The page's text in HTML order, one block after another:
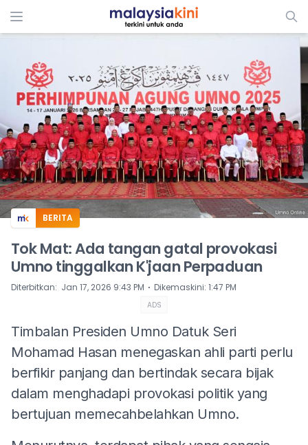
ADS
BERITA
Tok Mat: Ada tangan gatal provokasi
Umno tinggalkan K'jaan Perpaduan
Diterbitkan: Jan 17, 2026 9:43 PM ⋅ Dikemaskini: 1:47 PM
ADS
Timbalan Presiden Umno Datuk Seri
Mohamad Hasan menegaskan ahli parti perlu
berfikir panjang dan bertindak secara bijak
dalam menghadapi provokasi politik yang
bertujuan memecahbelahkan Umno.